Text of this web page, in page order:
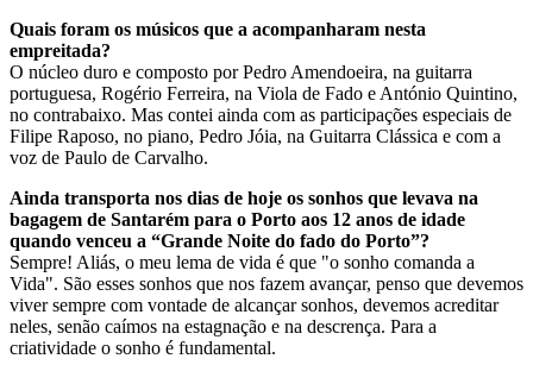
Quais foram os músicos que a acompanharam nesta
empreitada?
O núcleo duro e composto por Pedro Amendoeira, na guitarra
portuguesa, Rogério Ferreira, na Viola de Fado e António Quintino,
no contrabaixo. Mas contei ainda com as participações especiais de
Filipe Raposo, no piano, Pedro Jóia, na Guitarra Clássica e com a
voz de Paulo de Carvalho.
Ainda transporta nos dias de hoje os sonhos que levava na
bagagem de Santarém para o Porto aos 12 anos de idade
quando venceu a “Grande Noite do fado do Porto”?
Sempre! Aliás, o meu lema de vida é que "o sonho comanda a
Vida". São esses sonhos que nos fazem avançar, penso que devemos
viver sempre com vontade de alcançar sonhos, devemos acreditar
neles, senão caímos na estagnação e na descrença. Para a
criatividade o sonho é fundamental.